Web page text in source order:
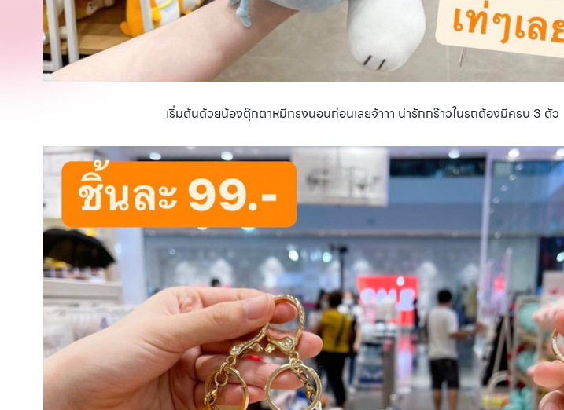
เริ่มต้นด้วยน้องตุ๊กตาหมีทรงนอนก่อนเลยจ้าาา น่ารักกร๊าวในรถต้องมีครบ 3 ตัว